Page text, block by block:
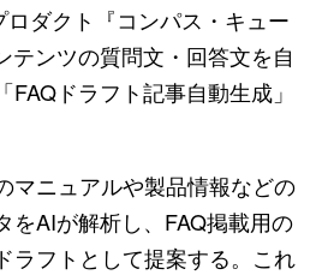
ダクト『コンパス・キュー
テンツの質問文・回答文を自
ドラフト記事自動生成」
マニュアルや製品情報などの
をAIが解析し、FAQ掲載用の
ラフトとして提案する。これ